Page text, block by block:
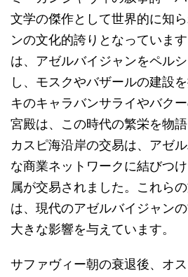
文学の傑作として世界的に知
ンの文化的誇りとなっていま
は、アゼルバイジャンをペル
し、モスクやバザールの建設
キのキャラバンサライやバク
宮殿は、この時代の繁栄を物語
カスピ海沿岸の交易は、アゼ
な商業ネットワークに結びつ
属が交易されました。これら
は、現代のアゼルバイジャン
大きな影響を与えています。
サファヴィー朝の衰退後、オ